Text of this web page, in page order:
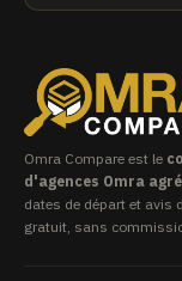
Omra Compare est le
d'agences Omra
dates de départ et avis
gratuit, sans